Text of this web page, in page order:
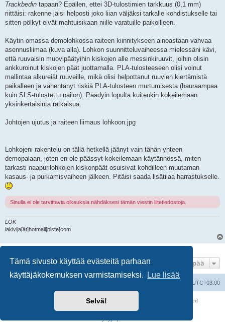
Tämä sivusto käyttää evästeitä parhaan
käyttäjäkokemuksen varmistamiseksi.
Lue lisää
Selvä!
Trackbedin tapaan? Epäilen, ettei 3D-tulostimien tarkkuus (0,1 mm)
riittäisi: rakenne jäisi helposti joko liian väljäksi tarkalle kohdistukselle tai
sitten pölkyt eivät mahtuisikaan niille varatuille paikoilleen.
Käytin omassa demolohkossa raiteen kiinnitykseen ainoastaan vahvaa
asennusliimaa (kuva alla). Lohkon suunnitteluvaiheessa mielessäni kävi,
että ruuvaisin muovipäätyihin kiskojen alle messinkiruuvit, joihin olisin
ankkuroinut kiskojen päät juottamalla. PLA-tulosteeseen olisi voinut
mallintaa alkureiät ruuveille, mikä olisi helpottanut ruuvien kiertämistä
paikalleen ja vähentänyt riskiä PLA-tulosteen murtumisesta (hauraampaa
kuin SLS-tulostettu nailon). Päädyin lopulta kuitenkin kokeilemaan
yksinkertaisinta ratkaisua.
Johtojen ujutus ja raiteen liimaus lohkoon.jpg
Lohkojeni rakentelu on tällä hetkellä jäänyt vain tähän yhteen
demopalaan, joten en ole päässyt kokeilemaan käytännössä, miten
tarkasti naapurilohkojen kiskonpäät osuisivat kohdilleen muutaman
kasaus- ja purkamisvaiheen jälkeen. Pitäisi saada lisätilaa harrastukselle.
Sinulla ei ole tarvittavia oikeuksia nähdäksesi tämän viestin liitetiedostoja.
LOK
lakivija[ät]hotmail[piste]com
Hyppää
UTC+03:00
Keskustelufoorumin ohjelmistophpBB
® Forum Software © phpBB Limited
Käännös: phpBB Suomi (lurttinen, harritapio, Pettis)